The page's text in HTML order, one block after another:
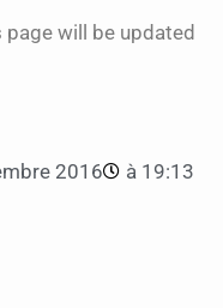
will be updated
2016 à 19:13